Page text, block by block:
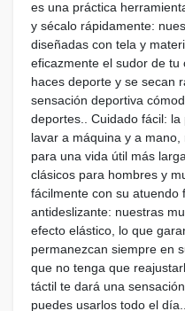
es una práctica
y sécalo rápidamente:
diseñadas con tela y
eficazmente el sudor de
haces deporte y se secan
sensación deportiva
deportes.. Cuidado fácil:
lavar a máquina y a
para una vida útil más
clásicos para hombres y
fácilmente con su atuendo
antideslizante: nuestras
efecto elástico, lo que
permanezcan siempre en
que no tenga que
táctil te dará una
puedes usarlos todo el